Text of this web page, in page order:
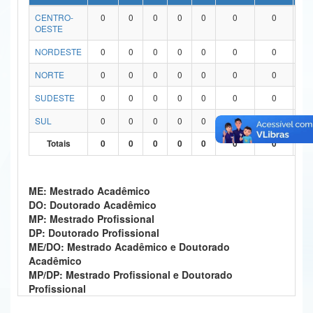
Ministério da Ciência, Tecnologia, Inovações e Comunicações
Ministério do Turismo
Ministério do Desenvolvimento Regional
Ministério da Mulher, da Família e dos Direitos Humanos
Banco Central do Brasil
CENTRO-
OESTE
0 0 0 0 0 0 0
NORDESTE 0 0 0 0 0 0 0
NORTE
0 0 0 0 0 0 0
SUDESTE
0 0 0 0 0 0 0
SUL
0 0 0 0 0 0 0
0
Totais
0 0 0 0 0 0 0 0
ME: Mestrado Acadêmico
DO: Doutorado Acadêmico
MP: Mestrado Profissional
DP: Doutorado Profissional
ME/DO: Mestrado Acadêmico e Doutorado
Acadêmico
MP/DP: Mestrado Profissional e Doutorado
Profissional